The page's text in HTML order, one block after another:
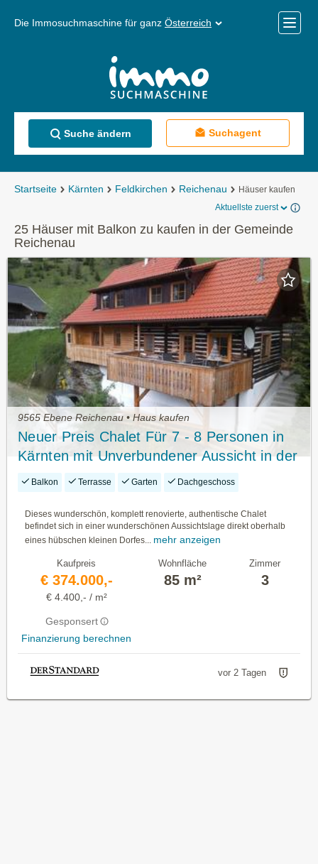
Die Immosuchmaschine für ganz Österreich
Menü
Suche ändern Suchagent
Startseite Kärnten Feldkirchen Reichenau
Häuser kaufen
Aktuellste zuerst
25 Häuser mit Balkon zu kaufen in der Gemeinde
Reichenau
9565 Ebene Reichenau • Haus kaufen
Neuer Preis Chalet Für 7 - 8 Personen in
Kärnten mit Unverbundener Aussicht in der
Nähe der Ski- und Wandergebiete Bad
Balkon Terrasse Garten Dachgeschoss
Dieses wunderschön, komplett renovierte, authentische Chalet
befindet sich in einer wunderschönen Aussichtslage direkt oberhalb
eines hübschen kleinen Dorfes...
mehr anzeigen
Kaufpreis
€ 374.000,-
€ 4.400,- / m²
Gesponsert
Finanzierung berechnen
Wohnfläche
85 m²
Zimmer
3
vor 2 Tagen